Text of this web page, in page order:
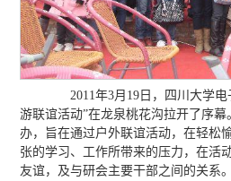
2011年3月19日，四川大学电
游联谊活动”在龙泉桃花沟拉开了序
办，旨在通过户外联谊活动，在轻松
张的学习、工作所带来的压力，在活
友谊，及与研会主要干部之间的关系